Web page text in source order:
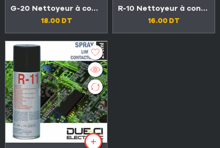
G-20 Nettoyeur à contact sec 200ml
18.00 DT
R-10 Nettoyeur à contact sec 200ml
16.00 DT